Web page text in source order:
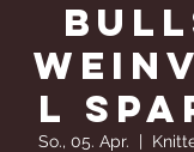
l
So., 05. Apr.
  |